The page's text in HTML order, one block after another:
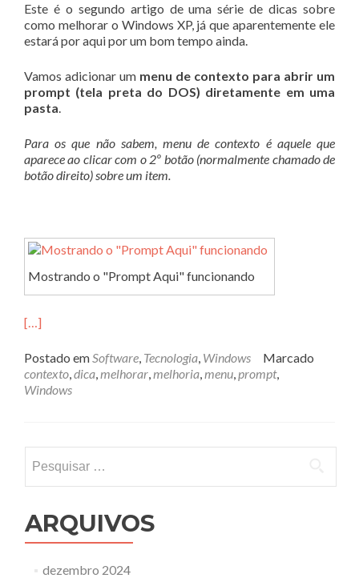
Este é o segundo artigo de uma série de dicas sobre
como melhorar o Windows XP, já que aparentemente ele
estará por aqui por um bom tempo ainda.
Vamos adicionar um menu de contexto para abrir um
prompt (tela preta do DOS) diretamente em uma
pasta.
Para os que não sabem, menu de contexto é aquele que
aparece ao clicar com o 2º botão (normalmente chamado de
botão direito) sobre um item.
Mostrando o "Prompt Aqui" funcionando
[…]
Postado em Software Tecnologia Windows
Marcado
contexto dica melhorar melhoria menu prompt,
Windows
por:
ARQUIVOS
dezembro 2024